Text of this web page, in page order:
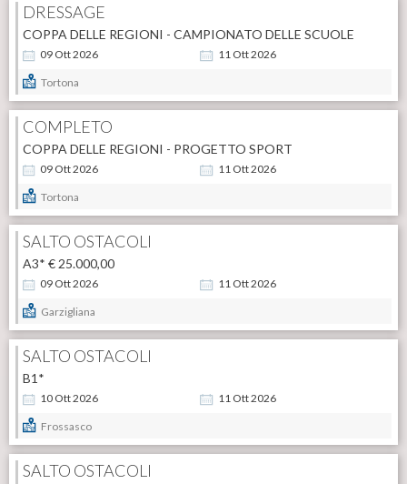
DRESSAGE
09 Ott2026 11 Ott2026
COPPA DELLE REGIONI - CAMPIONATO DELLE SCUOLE
Tortona
COMPLETO
09 Ott2026 11 Ott2026
COPPA DELLE REGIONI - PROGETTO SPORT
Tortona
SALTO OSTACOLI
09 Ott2026 11 Ott2026
A3* € 25.000,00
Garzigliana
SALTO OSTACOLI
10 Ott2026 11 Ott2026
B1*
Frossasco
SALTO OSTACOLI